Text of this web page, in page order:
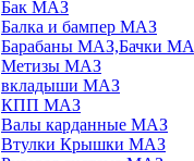
Бак МАЗ
Балка и бампер МАЗ
Барабаны МАЗ,Бачки
Метизы МАЗ
вкладыши МАЗ
КПП МАЗ
Валы карданные МАЗ
Втулки Крышки МАЗ